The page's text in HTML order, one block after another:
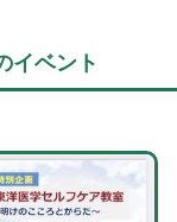
イベント